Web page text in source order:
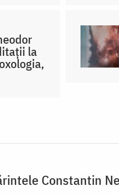
la
Constantin